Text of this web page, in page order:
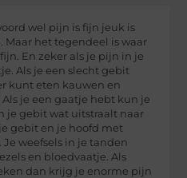
wel pijn is fijn jeuk is
Maar het tegendeel is waar
En zeker als je pijn in je
Als je een slecht gebit
kunt eten kauwen en
je een gaatje hebt kun je
je gebit wat uitstraalt naar
gebit en je hoofd met
weefsels in je tanden
en bloedvaatje. Als
dan krijg je enorme pijn